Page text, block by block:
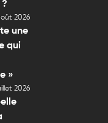
2026
une
qui
»
2026